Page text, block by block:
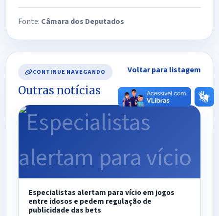
Fonte: Câmara dos Deputados
CONTINUE NAVEGANDO
Outras notícias
Voltar para listagem
Especialistas alertam para vício em jogos
entre idosos e pedem regulação de
publicidade das bets